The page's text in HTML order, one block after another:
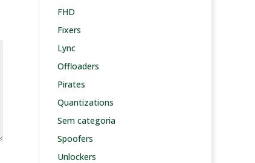
FHD
Fixers
Lync
Offloaders
Pirates
Quantizations
Sem categoria
Spoofers
Unlockers